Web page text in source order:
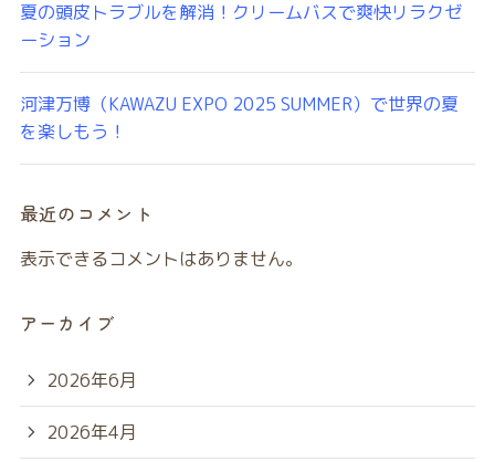
夏の頭皮トラブルを解消！クリームバスで爽快リラクゼ
ーション
河津万博（KAWAZU EXPO 2025 SUMMER）で世界の夏
を楽しもう！
最近のコメント
表示できるコメントはありません。
アーカイブ
2026年6月
2026年4月